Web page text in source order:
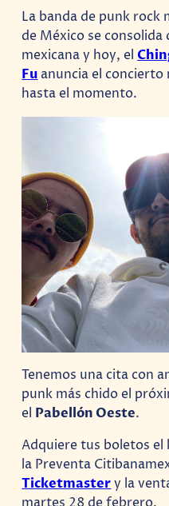
La banda de punk rock
de México se consolida
mexicana y hoy, el
Fuanuncia el concierto
hasta el momento.
Tenemos una cita con
punk más chido el
el Pabellón Oeste.
Adquiere tus boletos el
la Preventa
Ticketmastery la